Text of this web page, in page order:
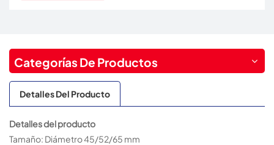
Categorías De Productos
Detalles Del Producto
Detalles del producto
Tamaño: Diámetro 45/52/65 mm